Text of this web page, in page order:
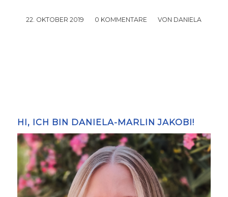
22. OKTOBER 2019
/ 0 KOMMENTARE
/ VON DANIELA
HI, ICH BIN DANIELA-MARLIN JAKOBI!